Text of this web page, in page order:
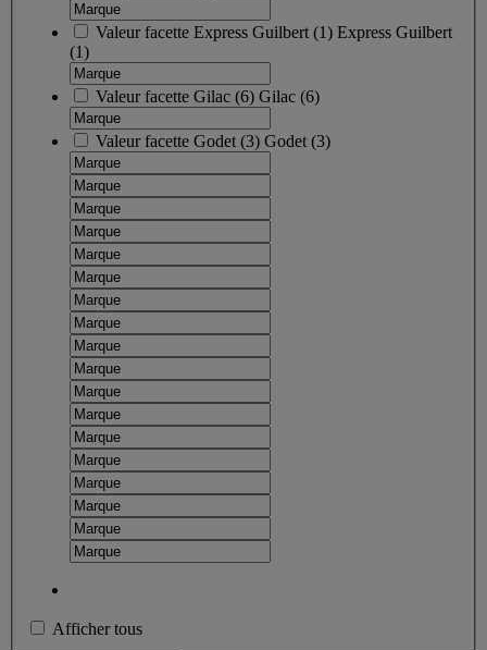
Valeur facette Express Guilbert (1) Express Guilbert
(1)
Valeur facette Gilac (6) Gilac (6)
Valeur facette Godet (3) Godet (3)
Afficher tous